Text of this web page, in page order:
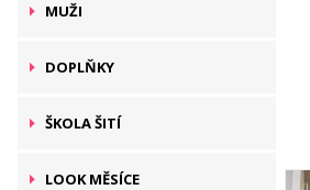
MUŽI
DOPLŇKY
ŠKOLA ŠITÍ
LOOK MĚSÍCE